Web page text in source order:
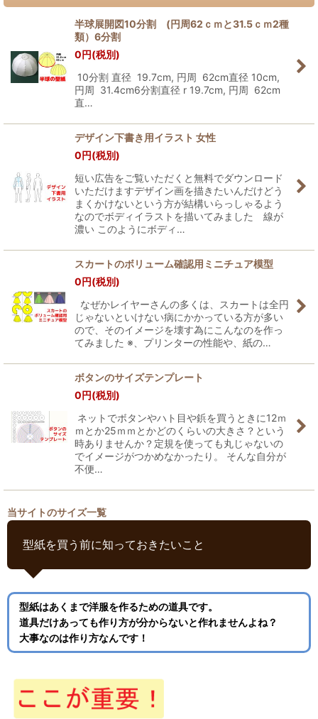
半球展開図10分割 (円周62ｃｍと31.5ｃｍ2種
類）6分割
0円(税別)
10分割 直径 19.7cm, 円周 62cm直径 10cm,
円周 31.4cm6分割直径 r 19.7cm, 円周 62cm
直…
デザイン下書き用イラスト 女性
0円(税別)
短い広告をご覧いただくと無料でダウンロード
いただけますデザイン画を描きたいんだけどう
まくかけないという方が結構いらっしゃるよう
なのでボディイラストを描いてみました 線が
濃い このようにボディ…
スカートのボリューム確認用ミニチュア模型
0円(税別)
なぜかレイヤーさんの多くは、スカートは全円
じゃないといけない病にかかっている方が多い
ので、そのイメージを壊す為にこんなのを作っ
てみました ※、プリンターの性能や、紙の…
ボタンのサイズテンプレート
0円(税別)
ネットでボタンやハト目や鋲を買うときに12ｍ
ｍとか25ｍｍとかどのくらいの大きさ？という
時ありませんか？定規を使っても丸じゃないの
でイメージがつかめなかったり。 そんな自分が
不便…
当サイトのサイズ一覧
型紙を買う前に知っておきたいこと
型紙はあくまで洋服を作るための道具です。
道具だけあっても作り方が分からないと作れませんよね？
大事なのは作り方なんです！